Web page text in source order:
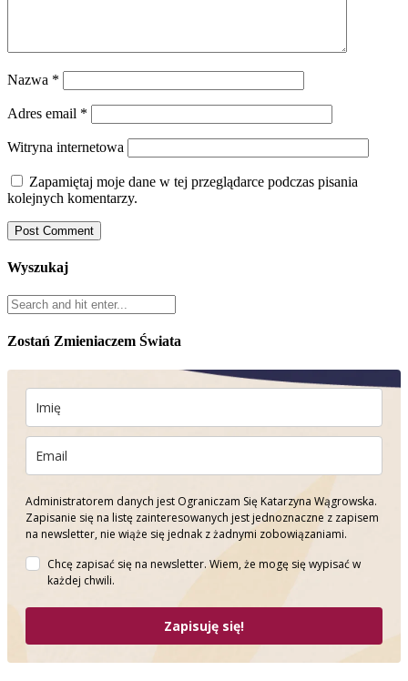
Nazwa *
Adres email *
Witryna internetowa
Zapamiętaj moje dane w tej przeglądarce podczas pisania
kolejnych komentarzy.
Wyszukaj
Zostań Zmieniaczem Świata
Administratorem danych jest Ograniczam Się Katarzyna Wągrowska.
Zapisanie się na listę zainteresowanych jest jednoznaczne z zapisem
na newsletter, nie wiąże się jednak z żadnymi zobowiązaniami.
Chcę zapisać się na newsletter. Wiem, że mogę się wypisać w
każdej chwili.
Zapisuję się!